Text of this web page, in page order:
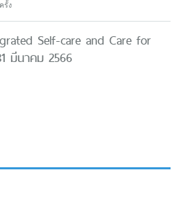
รั้ง
Self-care and Care for
มีนาคม 2566